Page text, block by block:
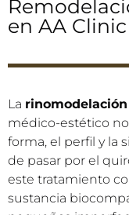
en AA Clinic
La
médico-estético no
forma, el perfil y la
de pasar por el